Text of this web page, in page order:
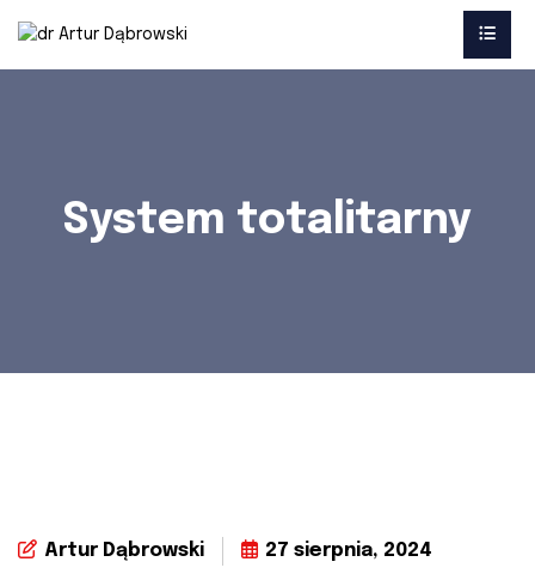
System totalitarny
Artur Dąbrowski 27 sierpnia, 2024